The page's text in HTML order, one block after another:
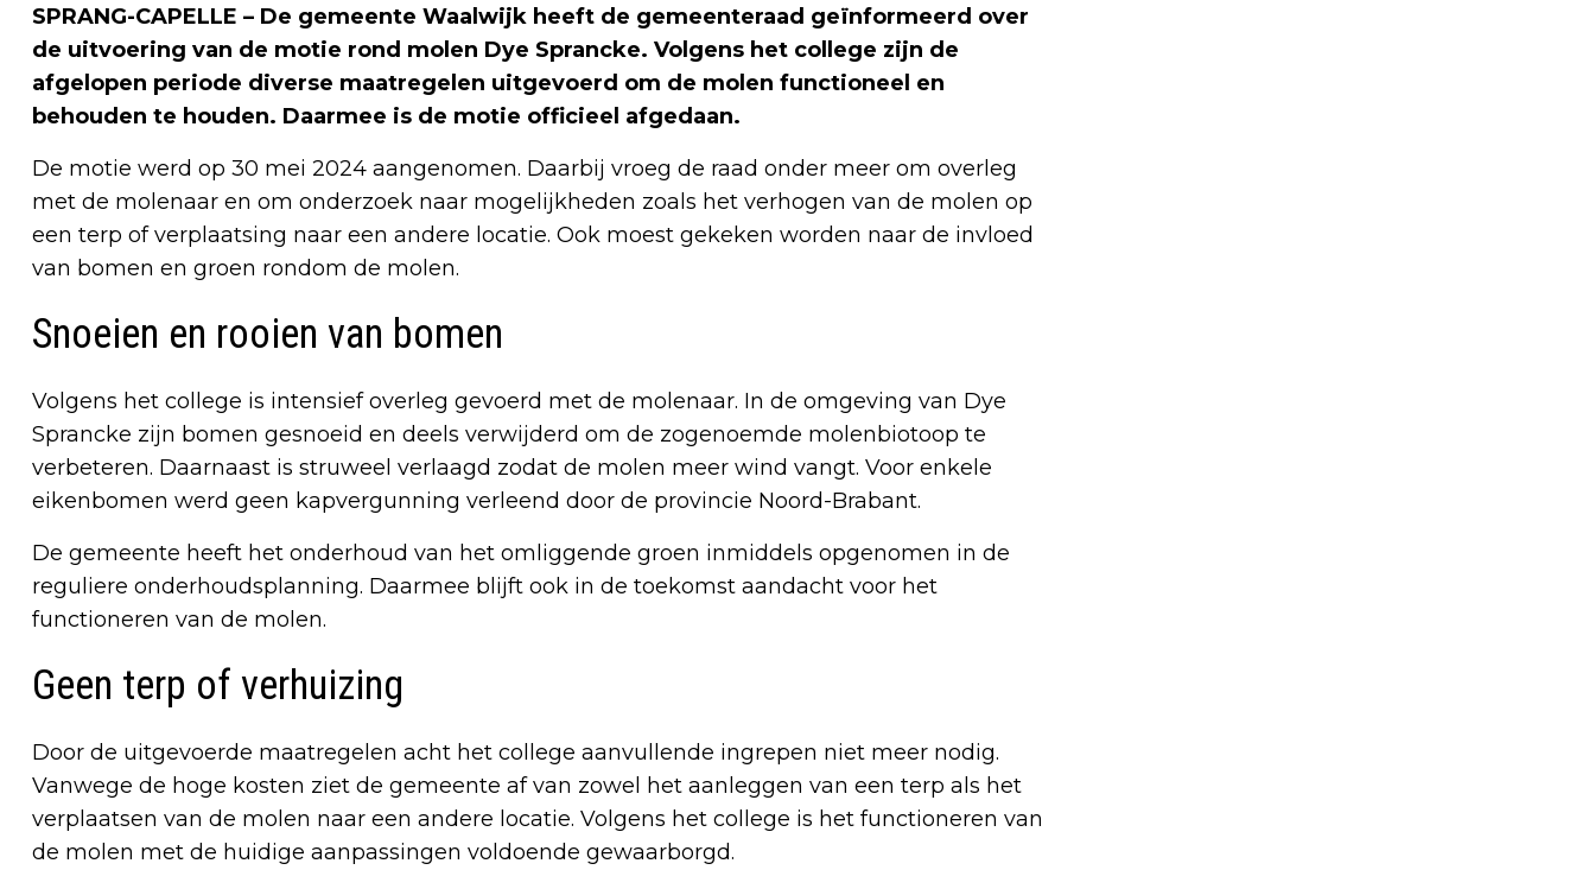
SPRANG-CAPELLE – De gemeente Waalwijk heeft de gemeenteraad geïnformeerd over
de uitvoering van de motie rond molen Dye Sprancke. Volgens het college zijn de
afgelopen periode diverse maatregelen uitgevoerd om de molen functioneel en
behouden te houden. Daarmee is de motie officieel afgedaan.
De motie werd op 30 mei 2024 aangenomen. Daarbij vroeg de raad onder meer om overleg
met de molenaar en om onderzoek naar mogelijkheden zoals het verhogen van de molen op
een terp of verplaatsing naar een andere locatie. Ook moest gekeken worden naar de invloed
van bomen en groen rondom de molen.
Snoeien en rooien van bomen
Volgens het college is intensief overleg gevoerd met de molenaar. In de omgeving van Dye
Sprancke zijn bomen gesnoeid en deels verwijderd om de zogenoemde molenbiotoop te
verbeteren. Daarnaast is struweel verlaagd zodat de molen meer wind vangt. Voor enkele
eikenbomen werd geen kapvergunning verleend door de provincie Noord-Brabant.
De gemeente heeft het onderhoud van het omliggende groen inmiddels opgenomen in de
reguliere onderhoudsplanning. Daarmee blijft ook in de toekomst aandacht voor het
functioneren van de molen.
Geen terp of verhuizing
Door de uitgevoerde maatregelen acht het college aanvullende ingrepen niet meer nodig.
Vanwege de hoge kosten ziet de gemeente af van zowel het aanleggen van een terp als het
verplaatsen van de molen naar een andere locatie. Volgens het college is het functioneren van
de molen met de huidige aanpassingen voldoende gewaarborgd.